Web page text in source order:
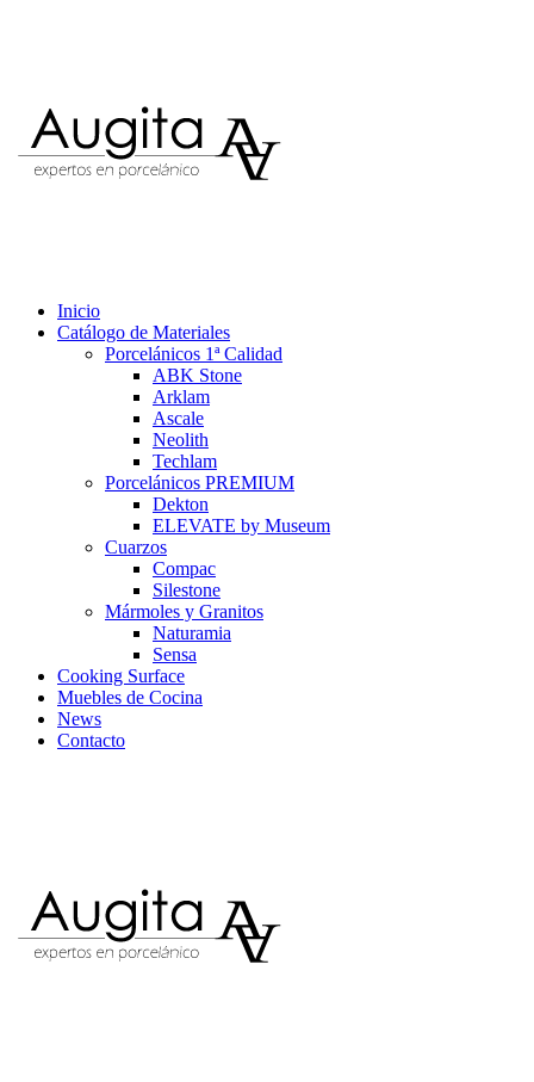
Inicio
Catálogo de Materiales
Porcelánicos 1ª Calidad
ABK Stone
Arklam
Ascale
Neolith
Techlam
Porcelánicos PREMIUM
Dekton
ELEVATE by Museum
Cuarzos
Compac
Silestone
Mármoles y Granitos
Naturamia
Sensa
Cooking Surface
Muebles de Cocina
News
Contacto